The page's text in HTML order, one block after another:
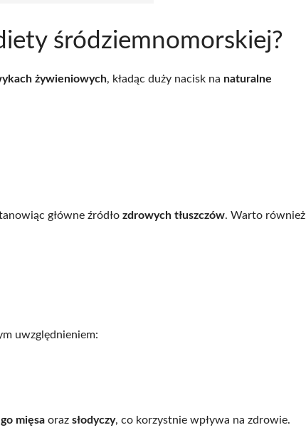
śródziemnomorskiej?
żywieniowych, kładąc duży nacisk na naturalne
główne źródło zdrowych tłuszczów. Warto również
uwzględnieniem:
mięsa oraz słodyczy, co korzystnie wpływa na zdrowie.